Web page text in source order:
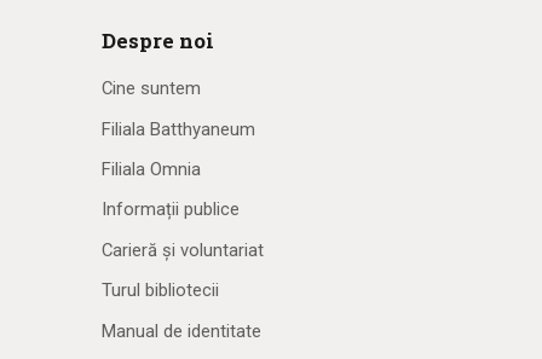
Despre noi
Cine suntem
Filiala Batthyaneum
Filiala Omnia
Informații publice
Carieră și voluntariat
Turul bibliotecii
Manual de identitate